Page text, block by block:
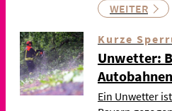
WEITER
Kurze
Unwetter:
Ein Unwetter